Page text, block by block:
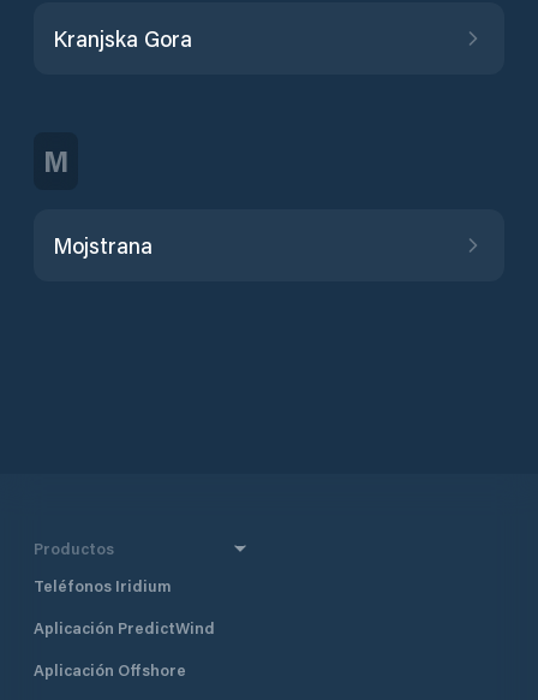
Kranjska Gora
M
Mojstrana
Productos
Teléfonos Iridium
Aplicación PredictWind
Aplicación Offshore